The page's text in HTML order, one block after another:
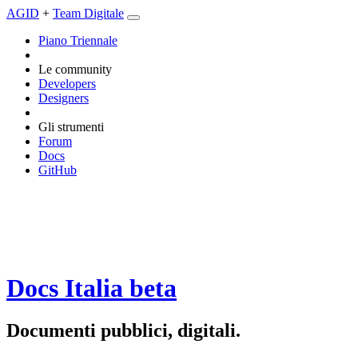
AGID + Team Digitale
Piano Triennale
Le community
Developers
Designers
Gli strumenti
Forum
Docs
GitHub
Docs Italia beta
Documenti pubblici, digitali.